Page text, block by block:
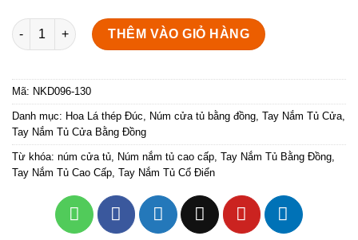
Núm đồng đầu sư tử NKD096-130 (Màu Đồng Cổ) số lượng
THÊM VÀO GIỎ HÀNG
Mã: NKD096-130
Danh mục: Hoa Lá thép Đúc, Núm cửa tủ bằng đồng, Tay Nắm Tủ Cửa,
Tay Nắm Tủ Cửa Bằng Đồng
Từ khóa: núm cửa tủ, Núm nắm tủ cao cấp, Tay Nắm Tủ Bằng Đồng,
Tay Nắm Tủ Cao Cấp, Tay Nắm Tủ Cổ Điển